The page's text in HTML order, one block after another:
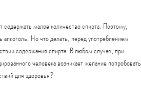
содержать малое количество спирта. Поэтому,
алкоголь. Но что делать, перед употреблением
содержания спирта. В любом случае, при
человека возникает желание попробовать
для здоровья?